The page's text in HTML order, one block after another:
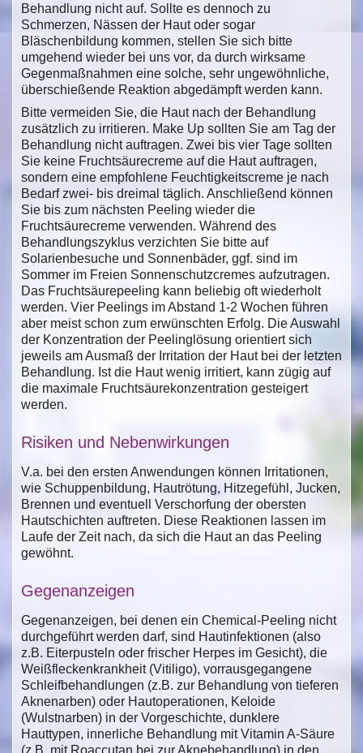
Behandlung nicht auf. Sollte es dennoch zu
Schmerzen, Nässen der Haut oder sogar
Bläschenbildung kommen, stellen Sie sich bitte
umgehend wieder bei uns vor, da durch wirksame
Gegenmaßnahmen eine solche, sehr ungewöhnliche,
überschießende Reaktion abgedämpft werden kann.
Bitte vermeiden Sie, die Haut nach der Behandlung
zusätzlich zu irritieren. Make Up sollten Sie am Tag der
Behandlung nicht auftragen. Zwei bis vier Tage sollten
Sie keine Fruchtsäurecreme auf die Haut auftragen,
sondern eine empfohlene Feuchtigkeitscreme je nach
Bedarf zwei- bis dreimal täglich. Anschließend können
Sie bis zum nächsten Peeling wieder die
Fruchtsäurecreme verwenden. Während des
Behandlungszyklus verzichten Sie bitte auf
Solarienbesuche und Sonnenbäder, ggf. sind im
Sommer im Freien Sonnenschutzcremes aufzutragen.
Das Fruchtsäurepeeling kann beliebig oft wiederholt
werden. Vier Peelings im Abstand 1-2 Wochen führen
aber meist schon zum erwünschten Erfolg. Die Auswahl
der Konzentration der Peelinglösung orientiert sich
jeweils am Ausmaß der Irritation der Haut bei der letzten
Behandlung. Ist die Haut wenig irritiert, kann zügig auf
die maximale Fruchtsäurekonzentration gesteigert
werden.
Risiken und Nebenwirkungen
V.a. bei den ersten Anwendungen können Irritationen,
wie Schuppenbildung, Hautrötung, Hitzegefühl, Jucken,
Brennen und eventuell Verschorfung der obersten
Hautschichten auftreten. Diese Reaktionen lassen im
Laufe der Zeit nach, da sich die Haut an das Peeling
gewöhnt.
Gegenanzeigen
Gegenanzeigen, bei denen ein Chemical-Peeling nicht
durchgeführt werden darf, sind Hautinfektionen (also
z.B. Eiterpusteln oder frischer Herpes im Gesicht), die
Weißfleckenkrankheit (Vitiligo), vorrausgegangene
Schleifbehandlungen (z.B. zur Behandlung von tieferen
Aknenarben) oder Hautoperationen, Keloide
(Wulstnarben) in der Vorgeschichte, dunklere
Hauttypen, innerliche Behandlung mit Vitamin A-Säure
(z.B. mit Roaccutan bei zur Aknebehandlung) in den